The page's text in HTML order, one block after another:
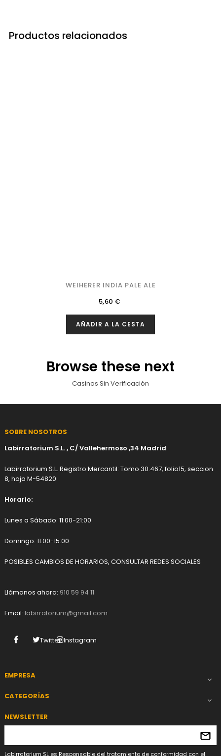
Productos relacionados
WEIHERER INDIA PALE ALE
Precio
5,60 €
AÑADIR A LA CESTA
Browse these next
Casinos Sin Verificación
SOBRE NOSOTROS
Labirratorium S.L. , C/ Vallehermoso ,34 Madrid
Labirratorium S.L. Registro Mercantil: Tomo 30.467, folio15, seccion
8, hoja M-54820
Horario:
Lunes a Sábado: 11:00-21:00
Domingo: 11:00-15:00
POSIBLES CAMBIOS DE HORARIOS, CONSULTAR REDES SOCIALES
Llámanos ahora: 910 59 94 11
Email: labirratorium@gmail.com
Facebook
Twitter Instagram
EMPRESA 
CATEGORÍAS 
NEWSLETTER
Labirratorium SL es Responsable del tratamiento de conformidad con el